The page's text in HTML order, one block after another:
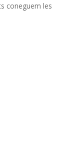
coneguem les